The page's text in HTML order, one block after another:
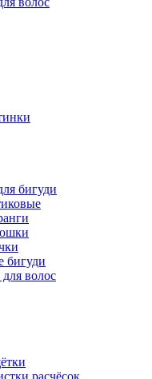
бигуди
бигуди
волос
расчёсок